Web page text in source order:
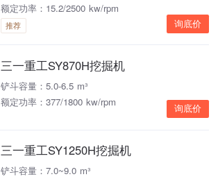
额定功率：15.2/2500 kw/rpm
推荐 询底价
三一重工SY870H挖掘机
铲斗容量：5.0-6.5 m³
额定功率：377/1800 kw/rpm
询底价
三一重工SY1250H挖掘机
铲斗容量：7.0~9.0 m³